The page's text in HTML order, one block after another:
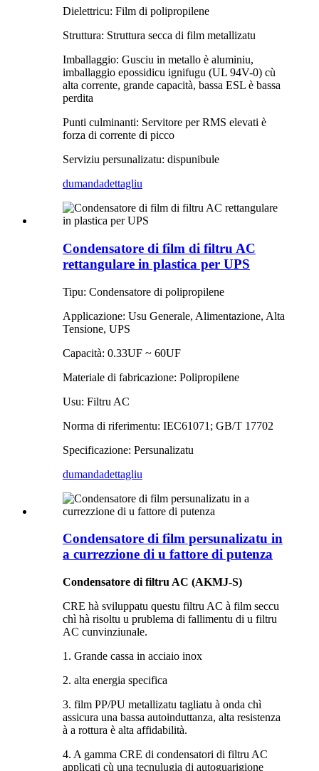
Dielettricu: Film di polipropilene
Struttura: Struttura secca di film metallizatu
Imballaggio: Gusciu in metallo è aluminiu,
imballaggio epossidicu ignifugu (UL 94V-0) cù
alta corrente, grande capacità, bassa ESL è bassa
perdita
Punti culminanti: Servitore per RMS elevati è
forza di corrente di picco
Serviziu persunalizatu: dispunibule
dumandadettagliu
Condensatore di film di filtru AC
rettangulare in plastica per UPS
Tipu: Condensatore di polipropilene
Applicazione: Usu Generale, Alimentazione, Alta
Tensione, UPS
Capacità: 0.33UF ~ 60UF
Materiale di fabricazione: Polipropilene
Usu: Filtru AC
Norma di riferimentu: IEC61071; GB/T 17702
Specificazione: Persunalizatu
dumandadettagliu
Condensatore di film persunalizatu in
a currezzione di u fattore di putenza
Condensatore di filtru AC (AKMJ-S)
CRE hà sviluppatu questu filtru AC à film seccu
chì hà risoltu u prublema di fallimentu di u filtru
AC cunvinziunale.
1. Grande cassa in acciaio inox
2. alta energia specifica
3. film PP/PU metallizatu tagliatu à onda chì
assicura una bassa autoinduttanza, alta resistenza
à a rottura è alta affidabilità.
4. A gamma CRE di condensatori di filtru AC
applicati cù una tecnulugia di autoguarigione